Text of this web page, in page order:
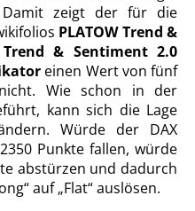
Damit zeigt der für die
PLATOW Trend &
Trend & Sentiment 2.0
einen Wert von fünf
Wie schon in der
kann sich die Lage
Würde der DAX
Punkte fallen, würde
abstürzen und dadurch
auf „Flat“ auslösen.